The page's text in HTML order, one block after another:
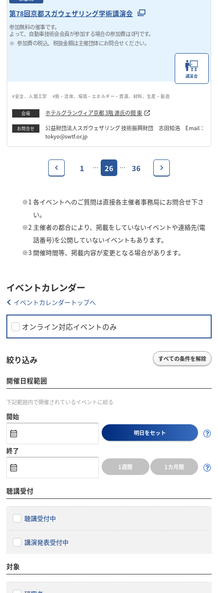
第78回京都スガウェザリング学術講演会
参加無料の催事です。
よって、自動車技術会会員が参加する場合の参加費は 0円です。
参加費の税込、税抜金額は主催団体にお問合せください。
講演会
#安全、人間工学 #熱・流体、環境・エネルギー・資源、材料、生産・製造
会場 ホテルグランヴィア京都 3階 源氏の間 東
お問合せ
公益財団法人スガウェザリング 技術振興財団 志田知浩 Email：
tokyo@swtf.or.jp
1 … 26 … 36
※1各イベントへのご質問は直接各主催者事務局にお問合せ下さ
い。
※2 主催者の都合により、掲載をしていないイベントや連絡先(電
話番号)を公開していないイベントもあります。
※3 開催時間等、掲載内容が変更となる場合があります。
イベントカレンダー
イベントカレンダートップへ
オンライン対応イベントのみ
絞り込み すべての条件を解除
開催日程範囲
下記範囲内で開催されているイベントに絞る
開始
明日をセット
終了
1週間 1カ月間
聴講受付
聴講受付中
講演発表受付中
対象